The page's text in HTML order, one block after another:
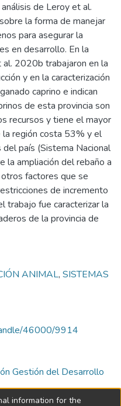
de Leroy et al.
la forma de manejar
para asegurar la
en desarrollo. En la
2020b trabajaron en la
y en la caracterización
caprino e indican
de esta provincia son
recursos y tiene el mayor
la región costa 53% y el
país (Sistema Nacional
la ampliación del rebaño a
factores que se
de incremento
trabajo fue caracterizar la
de la provincia de
ANIMAL, SISTEMAS
46000/9914
Gestión del Desarrollo
information for the